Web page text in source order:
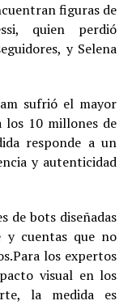
figuras de
quien perdió
y Selena
sufrió el mayor
los 10 millones de
responde a un
y autenticidad
de bots diseñadas
y cuentas que no
los expertos
visual en los
la medida es